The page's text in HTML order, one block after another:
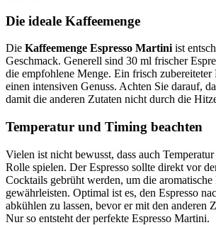
Die ideale Kaffeemenge
Die Kaffeemenge Espresso Martini ist
Geschmack. Generell sind 30 ml frischer
die empfohlene Menge. Ein frisch zubereiteter
einen intensiven Genuss. Achten Sie darauf,
damit die anderen Zutaten nicht durch die
Temperatur und Timing beachten
Vielen ist nicht bewusst, dass auch
Rolle spielen. Der Espresso sollte direkt vor
Cocktails gebrüht werden, um die aromatische
gewährleisten. Optimal ist es, den Espresso
abkühlen zu lassen, bevor er mit den anderen
Nur so entsteht der perfekte Espresso Martini.